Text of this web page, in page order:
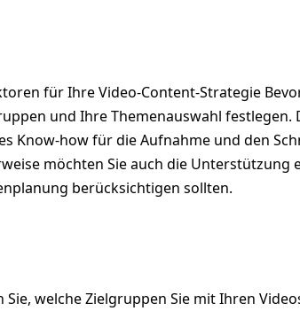
für Ihre Video-Content-Strategie
und Ihre Themenauswahl
Know-how für die Aufnahme und den
möchten Sie auch die
berücksichtigen sollten.
Sie, welche Zielgruppen Sie mit Ihren